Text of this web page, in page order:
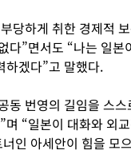
당하게 취한 경제적
다”면서도 “나는 일본
하겠다”고 말했다.
동 번영의 길임을 스
“일본이 대화와 외
인 아세안이 힘을 모